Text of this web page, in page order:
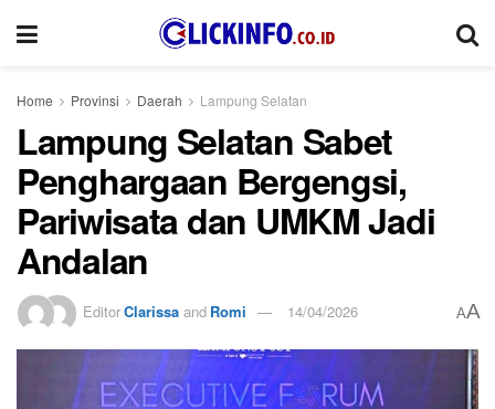
Home Provinsi Daerah Lampung Selatan
Lampung Selatan Sabet
Penghargaan Bergengsi,
Pariwisata dan UMKM Jadi
Andalan
EditorClarissa and Romi 14/04/2026 AA